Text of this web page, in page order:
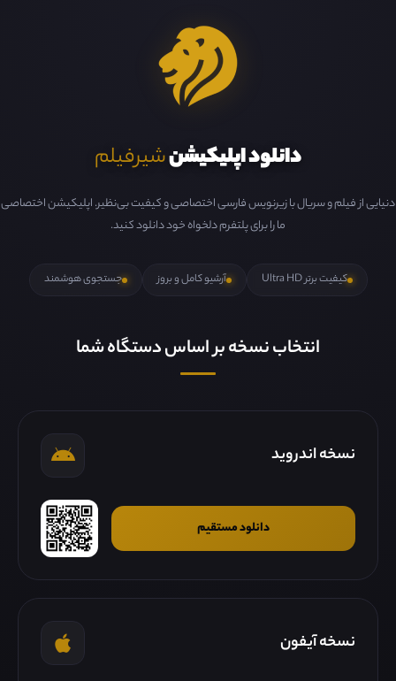
دانلود اپلیکیشنشیرفیلم
دنیایی از فیلم و سریال با زیرنویس فارسی اختصاصی و کیفیت بی‌نظیر. اپلیکیشن اختصاصی
ما را برای پلتفرم دلخواه خود دانلود کنید.
کیفیت برتر Ultra HD آرشیو کامل و بروز جستجوی هوشمند
انتخاب نسخه بر اساس دستگاه شما
نسخه اندروید
دانلود مستقیم
نسخه آیفون